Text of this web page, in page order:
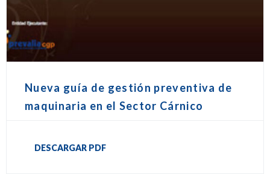
Nueva guía de gestión preventiva de
maquinaria en el Sector Cárnico
DESCARGAR PDF